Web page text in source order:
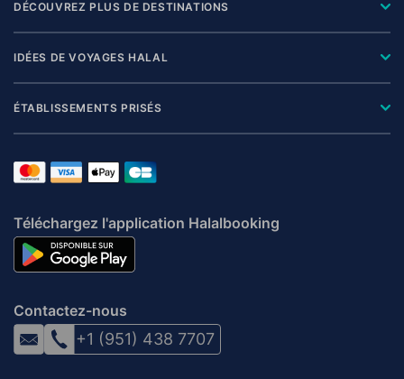
DÉCOUVREZ PLUS DE DESTINATIONS
IDÉES DE VOYAGES HALAL
ÉTABLISSEMENTS PRISÉS
Téléchargez l'application Halalbooking
Contactez-nous
+1 (951) 438 7707